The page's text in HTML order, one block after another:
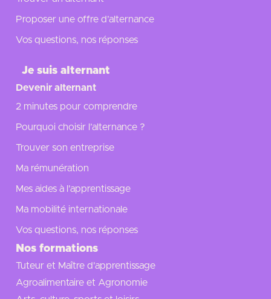
Proposer une offre d’alternance
Vos questions, nos réponses
Je suis alternant
Devenir alternant
2 minutes pour comprendre
Pourquoi choisir l’alternance ?
Trouver son entreprise
Ma rémunération
Mes aides à l'apprentissage
Ma mobilité internationale
Vos questions, nos réponses
Nos formations
Tuteur et Maître d'apprentissage
Agroalimentaire et Agronomie